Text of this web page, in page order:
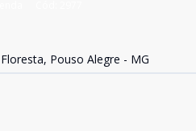
Pouso Alegre - MG